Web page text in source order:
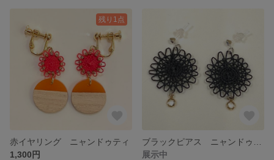
残り1点
赤イヤリング ニャンドゥティ
1,300円
展示中